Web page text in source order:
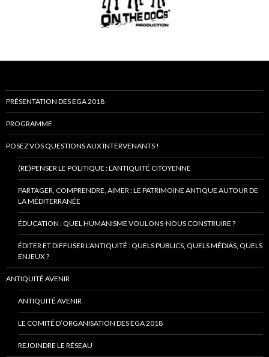
PRÉSENTATION DES EGA 2018
PROGRAMME
POSEZ VOS QUESTIONS AUX INTERVENANTS !
(RE)PENSER LE POLITIQUE : L’ANTIQUITÉ CITOYENNE
PARTAGER, COMPRENDRE, AIMER : LE PATRIMOINE ANTIQUE AUTOUR DE
LA MÉDITERRANÉE
ÉDUCATION : QUEL HUMANISME VOULONS-NOUS CONSTRUIRE ?
ÉDITER ET DIFFUSER L’ANTIQUITÉ : QUELS PUBLICS, QUELS MÉDIAS, QUELS
ENJEUX ?
ANTIQUITÉ AVENIR
ANTIQUITÉ AVENIR
LE COMITÉ D’ORGANISATION DES EGA 2018
REJOINDRE LE RÉSEAU